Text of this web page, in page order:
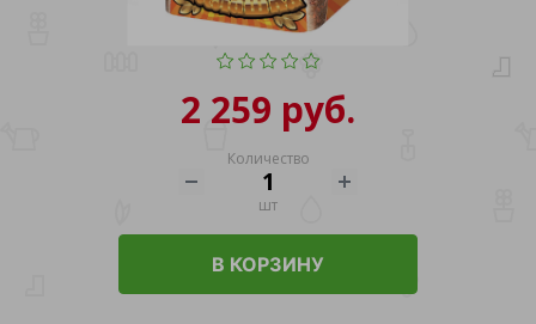
2 259 руб.
Количество
шт
В КОРЗИНУ